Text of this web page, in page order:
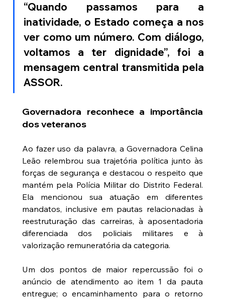
“Quando passamos para a
inatividade, o Estado começa a nos
ver como um número. Com diálogo,
voltamos a ter dignidade”, foi a
mensagem central transmitida pela
ASSOR.
Governadora reconhece a importância
dos veteranos
Ao fazer uso da palavra, a Governadora Celina
Leão relembrou sua trajetória política junto às
forças de segurança e destacou o respeito que
mantém pela Polícia Militar do Distrito Federal.
Ela mencionou sua atuação em diferentes
mandatos, inclusive em pautas relacionadas à
reestruturação das carreiras, à aposentadoria
diferenciada dos policiais militares e à
valorização remuneratória da categoria.
Um dos pontos de maior repercussão foi o
anúncio de atendimento ao item 1 da pauta
entregue; o encaminhamento para o retorno